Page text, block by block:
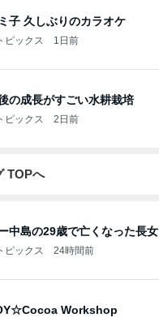
子 久しぶりのカラオケ
ピックス 1日前
の成長がすごい水耕栽培
ピックス 2日前
TOPへ
中島の29歳で亡くなった長女
ピックス 24時間前
Workshop